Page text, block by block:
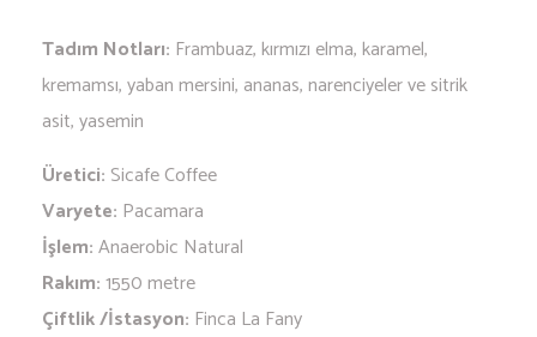
Tadım Notları: Frambuaz, kırmızı elma, karamel,
kremamsı, yaban mersini, ananas, narenciyeler ve sitrik
asit, yasemin
Üretici: Sicafe Coffee
Varyete: Pacamara
İşlem:Anaerobic Natural
Rakım:1550 metre
Çiftlik /İstasyon: Finca La Fany